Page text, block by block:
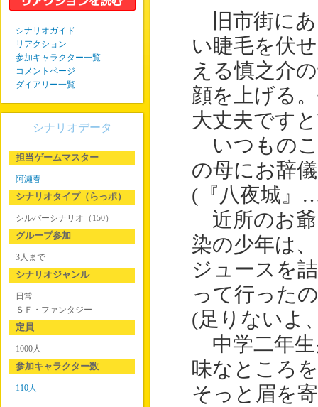
旧市街に
い睫毛を伏
える慎之介
顔を上げる
大丈夫です
いつものこ
の母にお辞
(『八夜城
近所のお爺
染の少年は
ジュースを
って行った
(足りないよ
中学二年生
味なところ
そっと眉を
シナリオガイド
リアクション
参加キャラクター一覧
コメントページ
ダイアリー一覧
シナリオデータ
担当ゲームマスター
阿瀬春
シナリオタイプ（らっポ）
シルバーシナリオ（150）
グループ参加
3人まで
シナリオジャンル
日常
ＳＦ・ファンタジー
定員
1000人
参加キャラクター数
110人